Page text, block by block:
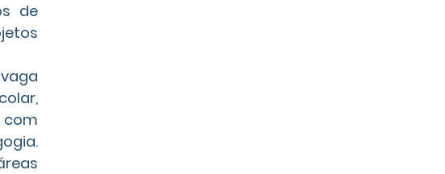
de